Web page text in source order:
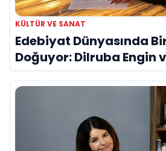
KÜLTÜR VE SANAT
Edebiyat Dünyasında
Doğuyor: Dilruba Engin
Evreni ‘AVENOİR’